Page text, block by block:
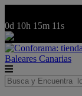
0d 10h 15m 11s
Baleares Canarias